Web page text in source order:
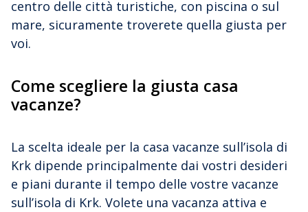
centro delle città turistiche, con piscina o sul
mare, sicuramente troverete quella giusta per
voi.
Come scegliere la giusta casa
vacanze?
La scelta ideale per la casa vacanze sull’isola di
Krk dipende principalmente dai vostri desideri
e piani durante il tempo delle vostre vacanze
sull’isola di Krk. Volete una vacanza attiva e